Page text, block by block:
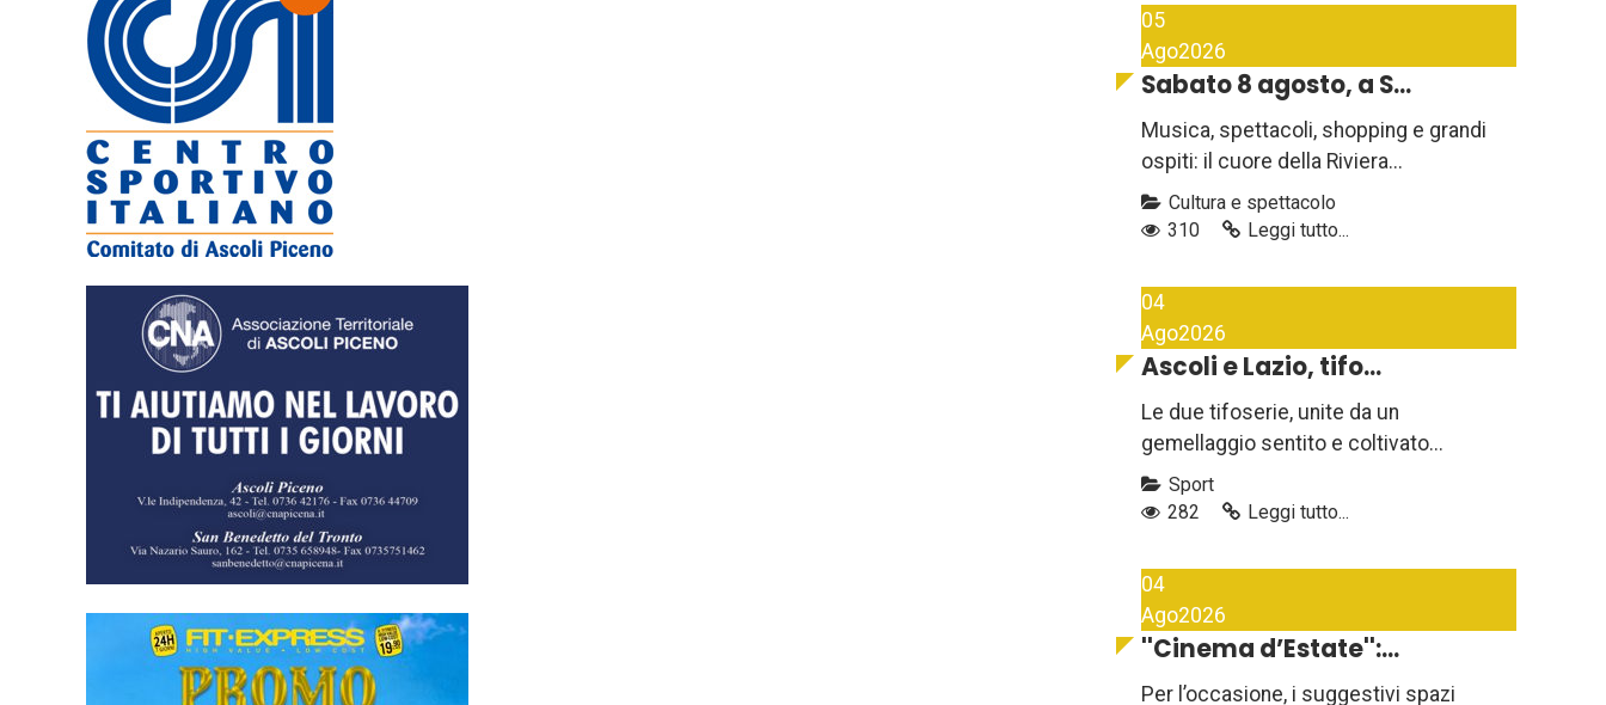
05
Ago2026
Sabato 8 agosto, a S...
Musica, spettacoli, shopping e grandi
ospiti: il cuore della Riviera...
Cultura e spettacolo
310
Leggi tutto...
04
Ago2026
Ascoli e Lazio, tifo...
Le due tifoserie, unite da un
gemellaggio sentito e coltivato...
Sport
282
Leggi tutto...
04
Ago2026
''Cinema d’Estate'':...
Per l’occasione, i suggestivi spazi